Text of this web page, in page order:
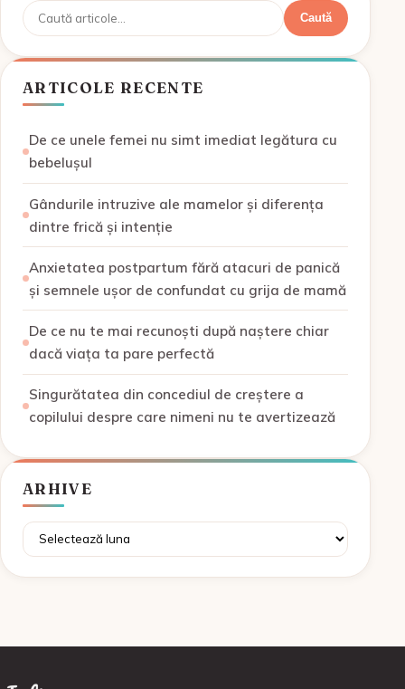
Caută Caută
ARTICOLE RECENTE
De ce unele femei nu simt imediat legătura cu
bebelușul
Gândurile intruzive ale mamelor și diferența
dintre frică și intenție
Anxietatea postpartum fără atacuri de panică
și semnele ușor de confundat cu grija de mamă
De ce nu te mai recunoști după naștere chiar
dacă viața ta pare perfectă
Singurătatea din concediul de creștere a
copilului despre care nimeni nu te avertizează
ARHIVE
Arhive